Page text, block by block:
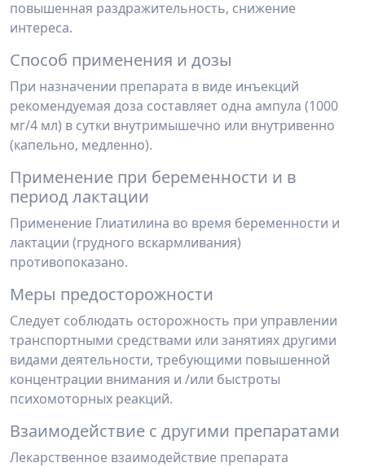
повышенная раздражительность, снижение
интереса.
Способ применения и дозы
При назначении препарата в виде инъекций
рекомендуемая доза составляет одна ампула (1000
мг/4 мл) в сутки внутримышечно или внутривенно
(капельно, медленно).
Применение при беременности и в
период лактации
Применение Глиатилина во время беременности и
лактации (грудного вскармливания)
противопоказано.
Меры предосторожности
Следует соблюдать осторожность при управлении
транспортными средствами или занятиях другими
видами деятельности, требующими повышенной
концентрации внимания и /или быстроты
психомоторных реакций.
Взаимодействие с другими препаратами
Лекарственное взаимодействие препарата